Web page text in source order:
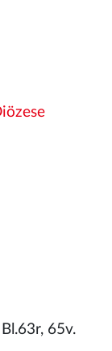
65v.